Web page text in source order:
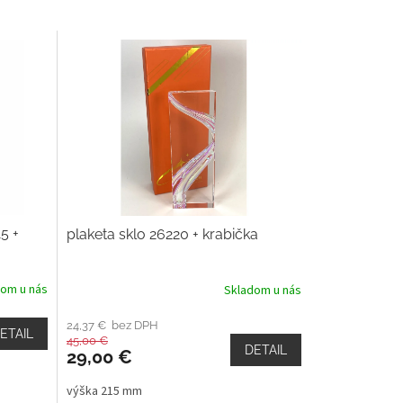
+
u nás
plaketa sklo 26220 + krabička
Skladom u nás
24,37 € bez DPH
45,00 €
29,00 € DETAIL
výška 215 mm